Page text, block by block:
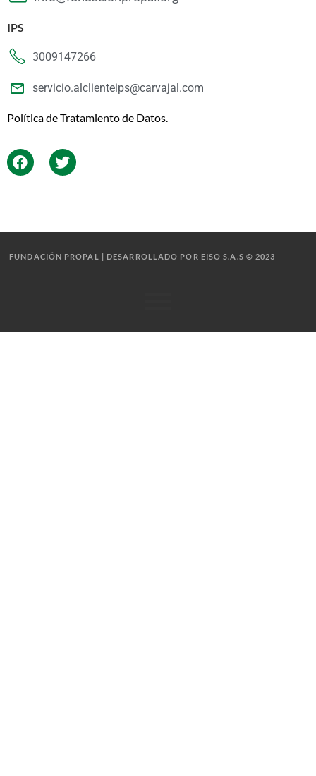
IPS
3009147266
servicio.alclienteips@carvajal.com
Política de Tratamiento de Datos.
FUNDACIÓN PROPAL | DESARROLLADO POR EISO S.A.S © 2023